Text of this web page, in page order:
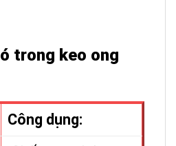
trong keo ong
Công dụng: